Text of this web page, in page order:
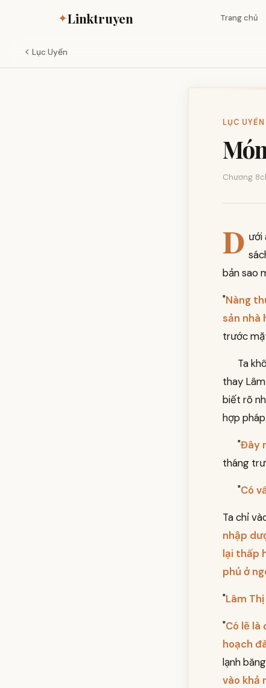
✦Linktruyen Trang chủ
Lục Uyển
LỤC UYỂN
Chương 8
D ưới
bản sao
"Nàng
sản nhà
trước
Ta
thay
biết rõ
hợp pháp.
"Đây
tháng
"Có
Ta chỉ
nhập
lại thấp
phủ ở
"Lâm
"Có lẽ
hoạch
lạnh
vào khả